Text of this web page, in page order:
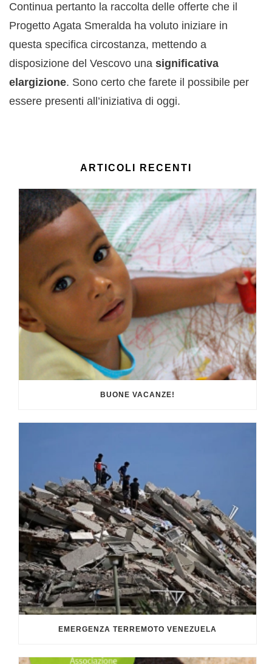
Continua pertanto la raccolta delle offerte che il
Progetto Agata Smeralda ha voluto iniziare in
questa specifica circostanza, mettendo a
disposizione del Vescovo una significativa
elargizione. Sono certo che farete il possibile per
essere presenti all’iniziativa di oggi.
ARTICOLI RECENTI
BUONE VACANZE!
EMERGENZA TERREMOTO VENEZUELA